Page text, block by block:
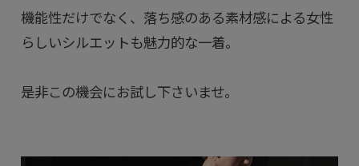
機能性だけでなく、落ち感のある素材感による女性
らしいシルエットも魅力的な一着。
是非この機会にお試し下さいませ。